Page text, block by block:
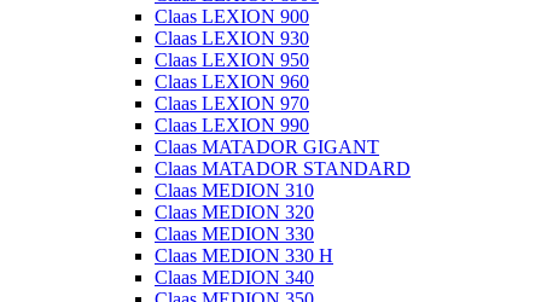
Claas LEXION 900
Claas LEXION 930
Claas LEXION 950
Claas LEXION 960
Claas LEXION 970
Claas LEXION 990
Claas MATADOR GIGANT
Claas MATADOR STANDARD
Claas MEDION 310
Claas MEDION 320
Claas MEDION 330
Claas MEDION 330 H
Claas MEDION 340